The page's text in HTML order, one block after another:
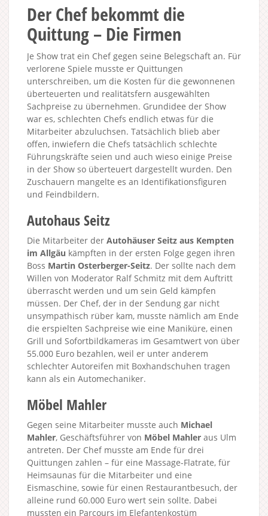
Der Chef bekommt die
Quittung – Die Firmen
Je Show trat ein Chef gegen seine Belegschaft an. Für
verlorene Spiele musste er Quittungen
unterschreiben, um die Kosten für die gewonnenen
überteuerten und realitätsfern ausgewählten
Sachpreise zu übernehmen. Grundidee der Show
war es, schlechten Chefs endlich etwas für die
Mitarbeiter abzuluchsen. Tatsächlich blieb aber
offen, inwiefern die Chefs tatsächlich schlechte
Führungskräfte seien und auch wieso einige Preise
in der Show so überteuert dargestellt wurden. Den
Zuschauern mangelte es an Identifikationsfiguren
und Feindbildern.
Autohaus Seitz
Die Mitarbeiter der Autohäuser Seitz aus Kempten
im Allgäu kämpften in der ersten Folge gegen ihren
Boss Martin Osterberger-Seitz. Der sollte nach dem
Willen von Moderator Ralf Schmitz mit dem Auftritt
überrascht werden und um sein Geld kämpfen
müssen. Der Chef, der in der Sendung gar nicht
unsympathisch rüber kam, musste nämlich am Ende
die erspielten Sachpreise wie eine Maniküre, einen
Grill und Sofortbildkameras im Gesamtwert von über
55.000 Euro bezahlen, weil er unter anderem
schlechter Autoreifen mit Boxhandschuhen tragen
kann als ein Automechaniker.
Möbel Mahler
Gegen seine Mitarbeiter musste auch Michael
Mahler, Geschäftsführer von Möbel Mahler aus Ulm
antreten. Der Chef musste am Ende für drei
Quittungen zahlen – für eine Massage-Flatrate, für
Heimsaunas für die Mitarbeiter und eine
Eismaschine, sowie für einen Restaurantbesuch, der
alleine rund 60.000 Euro wert sein sollte. Dabei
mussten ein Parcours im Elefantenkostüm